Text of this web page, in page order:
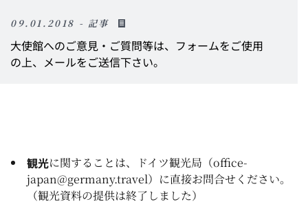
09.01.2018 - 記事
大使館へのご意見・ご質問等は、フォームをご使用
の上、メールをご送信下さい。
観光に関することは、 ドイツ観光局 （office-
japan@germany.travel）に直接お問合せください。
（観光資料の提供は終了しました）